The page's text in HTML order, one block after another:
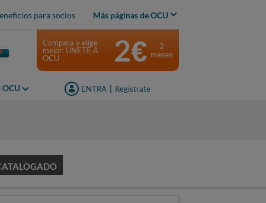
para socios Más páginas de OCU
OCU ENTRA Regístrate
Compara y elige
mejor: ÚNETE A
OCU
2€
2
meses